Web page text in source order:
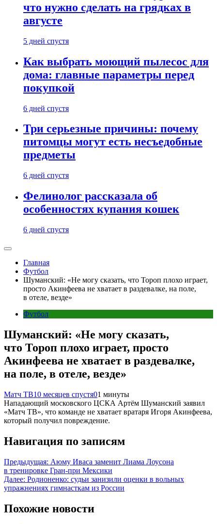
что нужно сделать на грядках в
августе
5 дней спустя
Как выбрать моющий пылесос для
дома: главные параметры перед
покупкой
6 дней спустя
Три серьезные причины: почему
питомцы могут есть несъедобные
предметы
6 дней спустя
Фелинолог рассказала об
особенностях купания кошек
6 дней спустя
Главная
Футбол
Шуманский: «Не могу сказать, что Тороп плохо играет,
просто Акинфеева не хватает в раздевалке, на поле,
в отеле, везде»
Футбол
Шуманский: «Не могу сказать,
что Тороп плохо играет, просто
Акинфеева не хватает в раздевалке,
на поле, в отеле, везде»
Матч ТВ10 месяцев спустя01 минуты
Нападающий московского ЦСКА Артём Шуманский заявил
«Матч ТВ», что команде не хватает вратаря Игоря Акинфеева,
который получил повреждение.
Навигация по записям
Предыдущая: Аюму Иваса заменит Лиама Лоусона
в тренировке Гран-при Мексики
Далее: Родионенко: судьи занизили оценки в вольных
упражнениях гимнасткам из России
Похожие новости